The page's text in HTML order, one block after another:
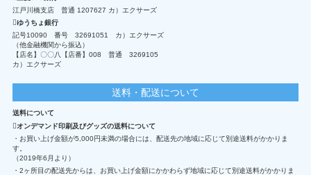
江戸川橋支店 普通 1207627 カ）エクサーズ
ゆうちょ銀行
記号10090 番号 32691051 カ）エクサーズ
（他金融機関から振込）
【店名】〇〇八【店番】008 普通 3269105
カ）エクサーズ
送料・配送について
送料について
オンデマンド印刷及びグッズの送料について
・お買い上げ金額が5,000円未満の場合には、配送先の地域に応じて別途送料がかかりま
す。
（2019年6月より）
・2ヶ所目の配送先からは、お買い上げ金額にかかわらず地域に応じて別途送料がかかりま